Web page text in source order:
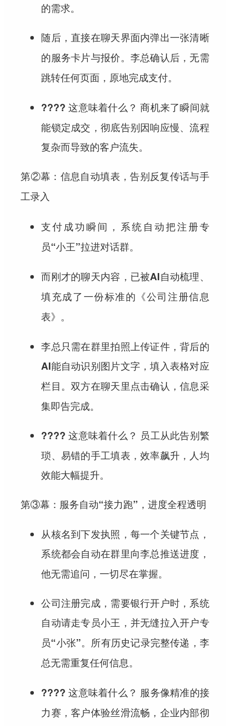
的需求。
随后， 直接在聊天界面内弹出一张清晰
的服务卡片与报价。李总确认后， 无需
跳转任何页面 ，原地完成支付。
???? 这意味着什么？ 商机来了瞬间就
能锁定成交，彻底告别因响应慢、流程
复杂而导致的客户流失。
第②幕：信息自动填表，告别反复传话与手
工录入
支付成功瞬间， 系统自动把注册专
员“小王”拉进对话群。
而刚才的聊天内容， 已被AI自动梳理、
填充成了一份标准的《公司注册信息
表》 。
李总只需在群里拍照上传证件，背后的
AI能自动识别图片文字，填入表格对应
栏目。双方在聊天里点击确认，信息采
集即告完成。
???? 这意味着什么？ 员工从此告别繁
琐、易错的手工填表，效率飙升，人均
效能大幅提升。
第③幕：服务自动“接力跑”，进度全程透明
从核名到下发执照，每一个关键节点，
系统都会自动在群里向李总推送进度 ，
他无需追问，一切尽在掌握。
公司注册完成，需要银行开户时，系统
自动请走专员小王，并无缝拉入开户专
员“小张”。所有历史记录完整传递，李
总无需重复任何信息。
???? 这意味着什么？ 服务像精准的接
力赛，客户体验丝滑流畅，企业内部彻